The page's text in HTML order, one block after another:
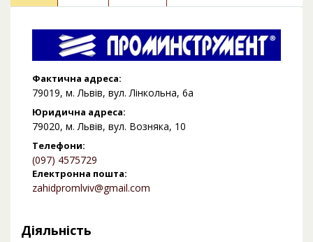
Фактична адреса:
79019, м. Львів, вул. Лінкольна, 6а
Юридична адреса:
79020, м. Львів, вул. Возняка, 10
Телефони:
(097) 4575729
Електронна пошта:
zahidpromlviv@gmail.com
Діяльність